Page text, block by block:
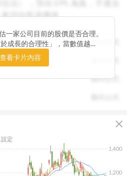
來評估投資價值
顯示公式
一家公司目前的股價是否合理。
成長的合理性」，當數值越
未充分反映公司未來的獲利成長
卡片同時顯示預估 EPS、年增
查看卡片內容
close
1,200
1,400
定